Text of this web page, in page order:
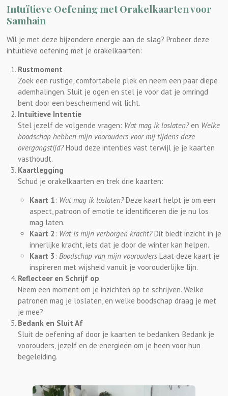
Intuïtieve Oefening met Orakelkaarten voor
Samhain
Wil je met deze bijzondere energie aan de slag? Probeer deze
intuïtieve oefening met je orakelkaarten:
Rustmoment
Zoek een rustige, comfortabele plek en neem een paar diepe
ademhalingen. Sluit je ogen en stel je voor dat je omringd
bent door een beschermend wit licht.
Intuïtieve Intentie
Stel jezelf de volgende vragen: Wat mag ik loslaten?en Welke
boodschap hebben mijn voorouders voor mij tijdens deze
overgangstijd?Houd deze intenties vast terwijl je je kaarten
vasthoudt.
Kaartlegging
Schud je orakelkaarten en trek drie kaarten:
Kaart 1: Wat mag ik loslaten?Deze kaart helpt je om een
aspect, patroon of emotie te identificeren die je nu los
mag laten.
Kaart 2 : Wat is mijn verborgen kracht?Dit biedt inzicht in je
innerlijke kracht, iets dat je door de winter kan helpen.
Kaart 3 : Boodschap van mijn vooroudersLaat deze kaart je
inspireren met wijsheid vanuit je voorouderlijke lijn.
Reflecteer en Schrijf op
Neem een moment om je inzichten op te schrijven. Welke
patronen mag je loslaten, en welke boodschap draag je met
je mee?
Bedank en Sluit Af
Sluit de oefening af door je kaarten te bedanken. Bedank je
voorouders, jezelf en de energieën om je heen voor hun
begeleiding.